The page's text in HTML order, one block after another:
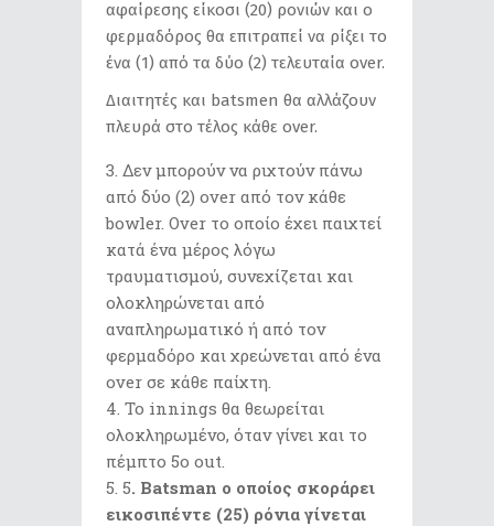
αφαίρεσης είκοσι (20) ρονιών και ο
φερμαδόρος θα επιτραπεί να ρίξει το
ένα (1) από τα δύο (2) τελευταία over.
Διαιτητές και batsmen θα αλλάζουν
πλευρά στο τέλος κάθε over.
Δεν μπορούν να ριχτούν πάνω
από δύο (2) over από τον κάθε
bowler. Over το οποίο έχει παιχτεί
κατά ένα μέρος λόγω
τραυματισμού, συνεχίζεται και
ολοκληρώνεται από
αναπληρωματικό ή από τον
φερμαδόρο και χρεώνεται από ένα
over σε κάθε παίχτη.
Το innings θα θεωρείται
ολοκληρωμένο, όταν γίνει και το
πέμπτο 5ο out.
5. Βatsman ο οποίος σκοράρει
εικοσιπέντε (25) ρόνια γίνεται